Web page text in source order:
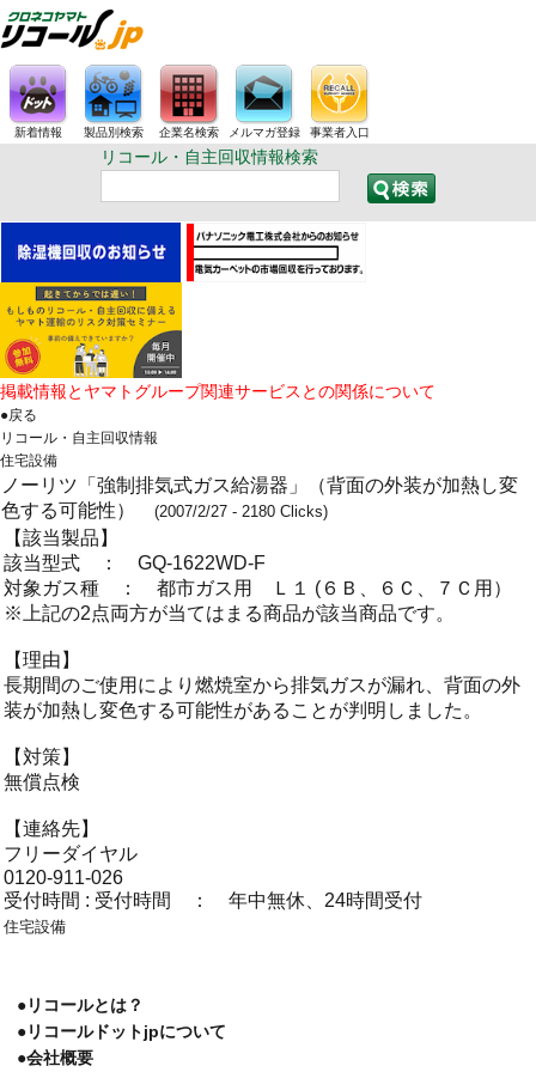
新着情報 製品別検索 企業名検索 メルマガ登録 事業者入口
リコール・自主回収情報検索
掲載情報とヤマトグループ関連サービスとの関係について
●戻る
リコール・自主回収情報
住宅設備
ノーリツ「強制排気式ガス給湯器」（背面の外装が加熱し変
色する可能性）
(2007/2/27 - 2180 Clicks)
【該当製品】
該当型式 ： GQ-1622WD-F
対象ガス種 ： 都市ガス用 Ｌ１ (６Ｂ、６Ｃ、７Ｃ用）
※上記の2点両方が当てはまる商品が該当商品です。
【理由】
長期間のご使用により燃焼室から排気ガスが漏れ、背面の外
装が加熱し変色する可能性があることが判明しました。
【対策】
無償点検
【連絡先】
フリーダイヤル
0120-911-026
受付時間 : 受付時間 ： 年中無休、24時間受付
住宅設備
●リコールとは？
●リコールドットjpについて
●会社概要